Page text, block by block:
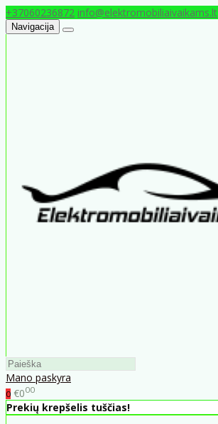
+37060236872 info@elektromobiliaivaikams.lt
Navigacija
Mano paskyra
0 €000
Prekių krepšelis tuščias!